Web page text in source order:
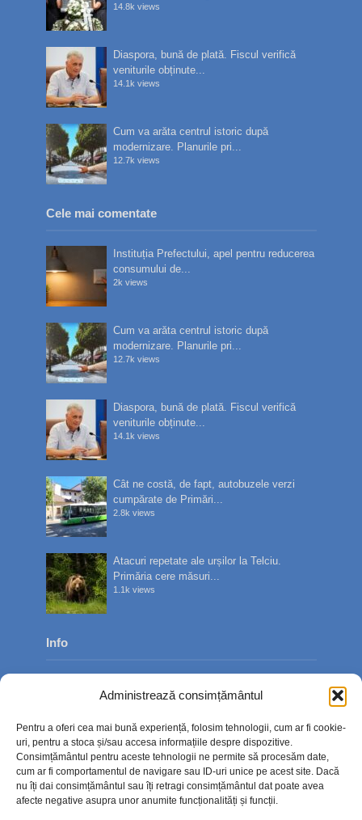
Administrează consimțământul
Pentru a oferi cea mai bună experiență, folosim tehnologii, cum ar fi cookie-
uri, pentru a stoca și/sau accesa informațiile despre dispozitive.
Consimțământul pentru aceste tehnologii ne permite să procesăm date,
cum ar fi comportamentul de navigare sau ID-uri unice pe acest site. Dacă
nu îți dai consimțământul sau îți retragi consimțământul dat poate avea
afecte negative asupra unor anumite funcționalități și funcții.
14.8k views
Diaspora, bună de plată. Fiscul verifică
veniturile obținute...
14.1k views
Cum va arăta centrul istoric după
modernizare. Planurile pri...
12.7k views
Cele mai comentate
Instituția Prefectului, apel pentru reducerea
consumului de...
2k views
Cum va arăta centrul istoric după
modernizare. Planurile pri...
12.7k views
Diaspora, bună de plată. Fiscul verifică
veniturile obținute...
14.1k views
Cât ne costă, de fapt, autobuzele verzi
cumpărate de Primări...
2.8k views
Atacuri repetate ale urșilor la Telciu.
Primăria cere măsuri...
1.1k views
Info
Contact
Politica de confidențialitate
Politică cookie-uri (UE)